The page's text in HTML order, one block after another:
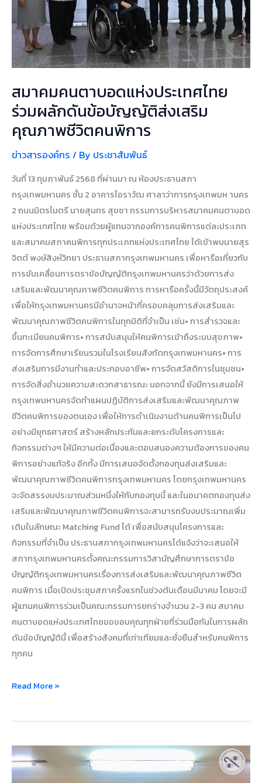
สมาคมคนตาบอดแห่งประเทศไทย
ร่วมผลักดันข้อบัญญัติส่งเสริม
คุณภาพชีวิตคนพิการ
ข่าวสารองค์กร / By ประชาสัมพันธ์
วันที่ 13 กุมภาพันธ์ 2568 ที่ผ่านมา ณ ห้องประธานสภา
กรุงเทพมหานคร ชั้น 2 อาคารไอราวัฒ ศาลาว่าการกรุงเทพมห านคร
2 ถนนมิตรไมตรี นายสุนทร สุขชา กรรมการบริหารสมาคมคนตาบอด
แห่งประเทศไทย พร้อมด้วยผู้แทนจากองค์การคนพิการแต่ละประเภท
และสมาคมสภาคนพิการทุกประเภทแห่งประเทศไทย ได้เข้าพบนายสุร
จิตต์ พงษ์สิงห์วิทยา ประธานสภากรุงเทพมหานคร เพื่อหารือเกี่ยวกับ
การขับเคลื่อนการตราข้อบัญญัติกรุงเทพมหานครว่าด้วยการส่ง
เสริมและพัฒนาคุณภาพชีวิตคนพิการ การหารือครั้งนี้มีวัตถุประสงค์
เพื่อให้กรุงเทพมหานครมีอำนาจหน้าที่ครอบคลุมการส่งเสริมและ
พัฒนาคุณภาพชีวิตคนพิการในทุกมิติที่จำเป็น เช่น• การสำรวจและ
ขึ้นทะเบียนคนพิการ• การสนับสนุนให้คนพิการเข้าถึงระบบสุขภาพ•
การจัดการศึกษาเรียนรวมในโรงเรียนสังกัดกรุงเทพมหานคร• การ
ส่งเสริมการมีงานทำและประกอบอาชีพ• การจัดสวัสดิการในชุมชน•
การจัดสิ่งอำนวยความสะดวกสาธารณะ นอกจากนี้ ยังมีการเสนอให้
กรุงเทพมหานครจัดทำแผนปฏิบัติการส่งเสริมและพัฒนาคุณภาพ
ชีวิตคนพิการของตนเอง เพื่อให้การดำเนินงานด้านคนพิการเป็นไป
อย่างมียุทธศาสตร์ สร้างหลักประกันและยกระดับโครงการและ
กิจกรรมต่างๆ ให้มีความต่อเนื่องและตอบสนองความต้องการของคน
พิการอย่างแท้จริง อีกทั้ง มีการเสนอจัดตั้งกองทุนส่งเสริมและ
พัฒนาคุณภาพชีวิตคนพิการกรุงเทพมหานคร โดยกรุงเทพมหานคร
จะจัดสรรงบประมาณส่วนหนึ่งให้กับกองทุนนี้ และในอนาคตกองทุนส่ง
เสริมและพัฒนาคุณภาพชีวิตคนพิการจะสามารถรับงบประมาณเพิ่ม
เติมในลักษณะ Matching Fund ได้ เพื่อสนับสนุนโครงการและ
กิจกรรมที่จำเป็น ประธานสภากรุงเทพมหานครได้แจ้งว่าจะเสนอให้
สภากรุงเทพมหานครตั้งคณะกรรมการวิสามัญศึกษาการตราข้อ
บัญญัติกรุงเทพมหานครเรื่องการส่งเสริมและพัฒนาคุณภาพชีวิต
คนพิการ เมื่อเปิดประชุมสภาครั้งแรกในช่วงต้นเดือนมีนาคม โดยจะมี
ผู้แทนคนพิการร่วมเป็นคณะกรรมการยกร่างจำนวน 2-3 คน สมาคม
คนตาบอดแห่งประเทศไทยขอขอบคุณทุกฝ่ายที่ร่วมมือกันในการผลัก
ดันข้อบัญญัตินี้ เพื่อสร้างสังคมที่เท่าเทียมและยั่งยืนสำหรับคนพิการ
ทุกคน
ข้อ
บัญญัติ
ส่ง
เสริม
คุณภาพ
ชีวิต
คน
พิการ
Read More »